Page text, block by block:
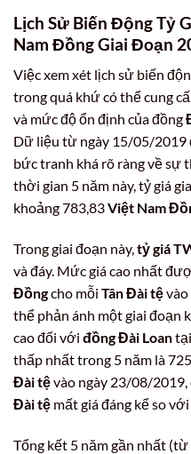
Lịch Sử Biến Động Tỷ
Nam Đồng Giai Đoạn
Việc xem xét lịch sử biến
trong quá khứ có thể cung
và mức độ ổn định của đồng
Dữ liệu từ ngày 15/05/
bức tranh khá rõ ràng về sự
thời gian 5 năm này, tỷ giá
khoảng 783,83Việt Nam
Trong giai đoạn này,tỷ giá
và đáy. Mức giá cao nhất
Đồngcho mỗi Tân Đài tệ
thể phản ánh một giai đoạn
cao đối với đồng Đài Loan
thấp nhất trong 5 năm là
Đài tệvào ngày 23/08/
Đài tệ mất giá đáng kể so với
Tổng kết 5 năm gần nhất (từ